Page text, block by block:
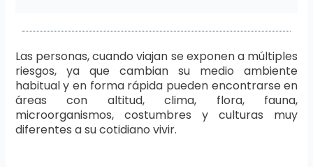
Las personas, cuando viajan se exponen a múltiples
riesgos, ya que cambian su medio ambiente
habitual y en forma rápida pueden encontrarse en
áreas con altitud, clima, flora, fauna,
microorganismos, costumbres y culturas muy
diferentes a su cotidiano vivir.